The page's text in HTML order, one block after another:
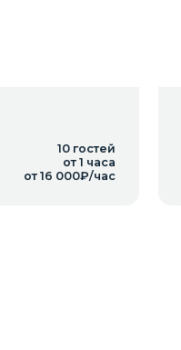
10 гостей
от 1 часа
от 16 000₽/час